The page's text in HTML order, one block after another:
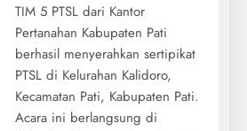
TIM 5 PTSL dari Kantor
Pertanahan Kabupaten Pati
berhasil menyerahkan sertipikat
PTSL di Kelurahan Kalidoro,
Kecamatan Pati, Kabupaten Pati.
Acara ini berlangsung di